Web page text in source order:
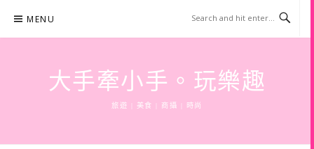
content
MENU
大手牽小手。玩樂趣
旅遊 | 美食 | 商攝 | 時尚